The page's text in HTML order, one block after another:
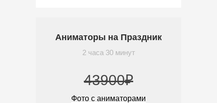
Аниматоры на Праздник
2 часа 30 минут
43900₽
Фото с аниматорами